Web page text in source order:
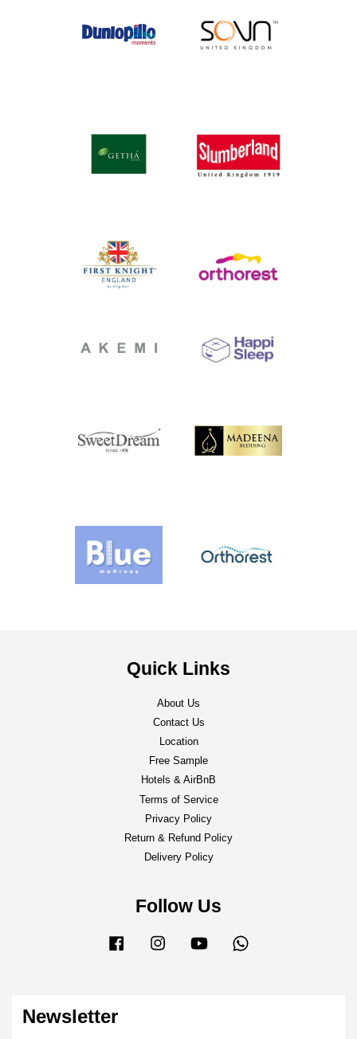
Quick Links
About Us
Contact Us
Location
Free Sample
Hotels & AirBnB
Terms of Service
Privacy Policy
Return & Refund Policy
Delivery Policy
Follow Us
Facebook Instagram YouTube
Newsletter